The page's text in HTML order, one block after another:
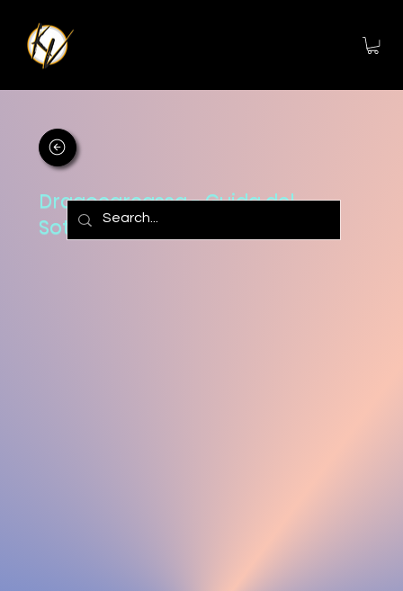
Dragocarcassa - Guida del
Sotterraneo